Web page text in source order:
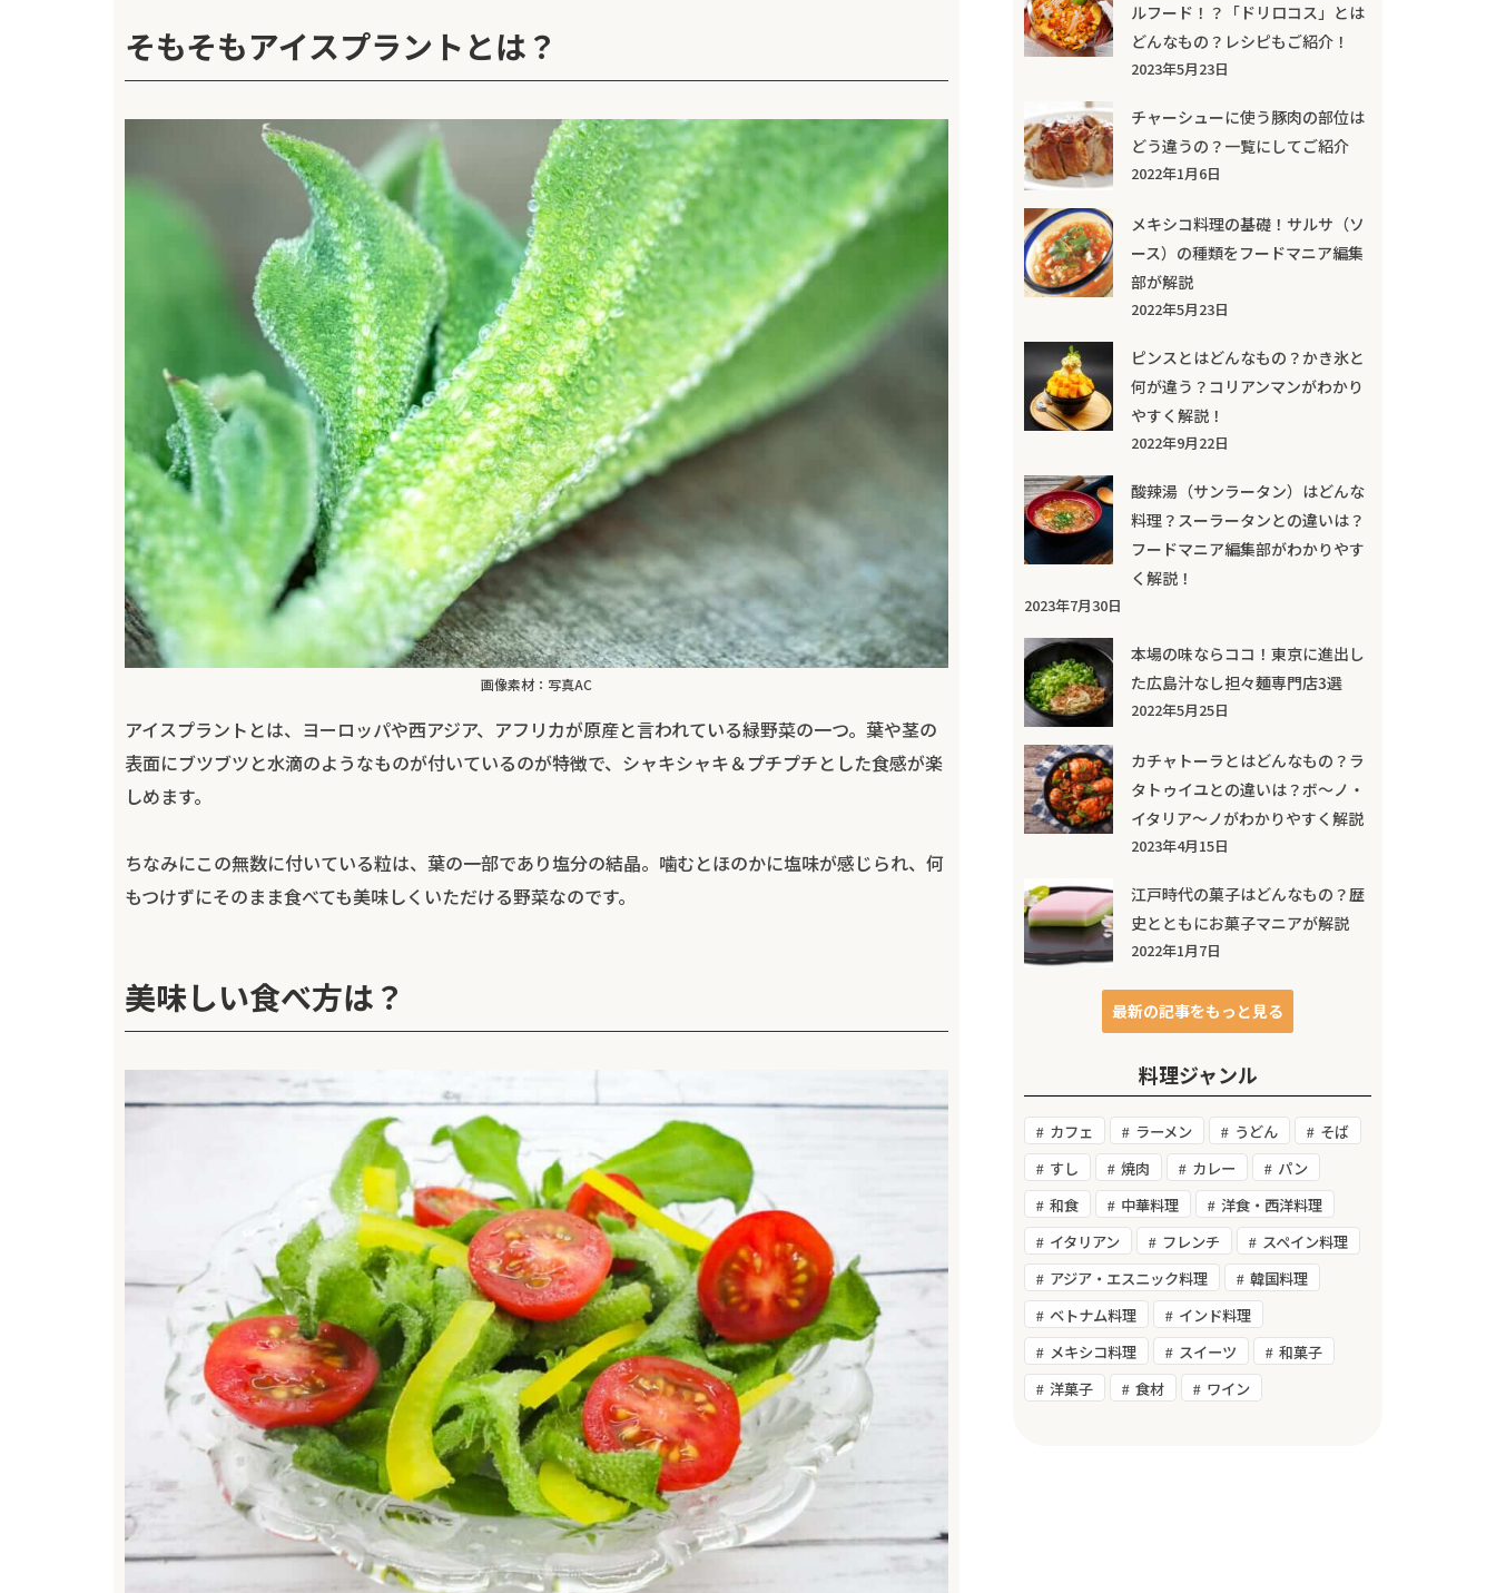
そもそもアイスプラントとは？
画像素材：写真AC
アイスプラントとは、ヨーロッパや西アジア、アフリカが原産と言われている緑野菜の一つ。葉や茎の
表面にブツブツと水滴のようなものが付いているのが特徴で、シャキシャキ＆プチプチとした食感が楽
しめます。
ちなみにこの無数に付いている粒は、葉の一部であり塩分の結晶。噛むとほのかに塩味が感じられ、何
もつけずにそのまま食べても美味しくいただける野菜なのです。
美味しい食べ方は？
ルフード！？「ドリロコス」とは
どんなもの？レシピもご紹介！
2023年5月23日
チャーシューに使う豚肉の部位は
どう違うの？一覧にしてご紹介
2022年1月6日
メキシコ料理の基礎！サルサ（ソ
ース）の種類をフードマニア編集
部が解説
2022年5月23日
ピンスとはどんなもの？かき氷と
何が違う？コリアンマンがわかり
やすく解説！
2022年9月22日
酸辣湯（サンラータン）はどんな
料理？スーラータンとの違いは？
フードマニア編集部がわかりやす
く解説！
2023年7月30日
本場の味ならココ！東京に進出し
た広島汁なし担々麺専門店3選
2022年5月25日
カチャトーラとはどんなもの？ラ
タトゥイユとの違いは？ボ～ノ・
イタリア～ノがわかりやすく解説
2023年4月15日
江戸時代の菓子はどんなもの？歴
史とともにお菓子マニアが解説
2022年1月7日
最新の記事をもっと見る
料理ジャンル
カフェ ラーメン うどん
そば
すし
焼肉 カレー
パン
和食
中華料理
洋食・西洋料理
イタリアン
フレンチ
スペイン料理
アジア・エスニック料理
韓国料理
ベトナム料理
インド料理
メキシコ料理
スイーツ
和菓子
洋菓子
食材 ワイン